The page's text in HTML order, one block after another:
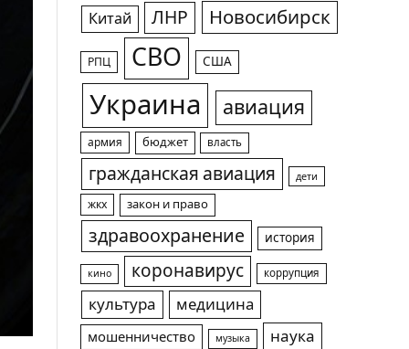
Китай ЛНР Новосибирск
РПЦ СВО США
Украина авиация
армия бюджет власть
гражданская авиация дети
жкх закон и право
здравоохранение история
кино коронавирус коррупция
культура медицина
мошенничество музыка
наука